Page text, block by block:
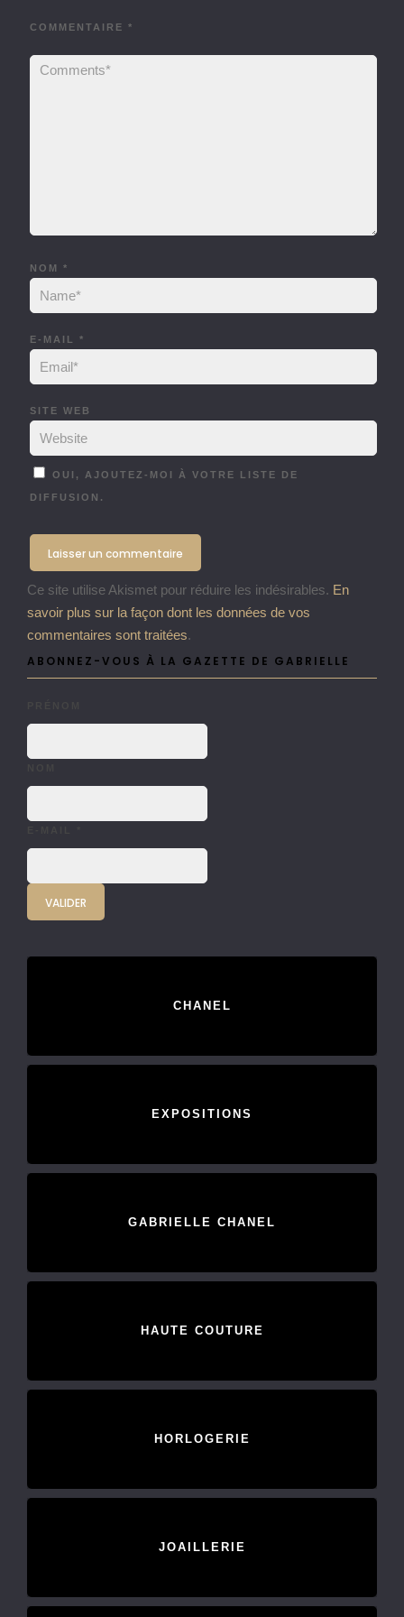
COMMENTAIRE *
NOM *
E-MAIL *
SITE WEB
OUI, AJOUTEZ-MOI À VOTRE LISTE DE
DIFFUSION.
Ce site utilise Akismet pour réduire les indésirables. En
savoir plus sur la façon dont les données de vos
commentaires sont traitées.
ABONNEZ-VOUS À LA GAZETTE DE GABRIELLE
CHANEL
EXPOSITIONS
GABRIELLE CHANEL
HAUTE COUTURE
HORLOGERIE
JOAILLERIE